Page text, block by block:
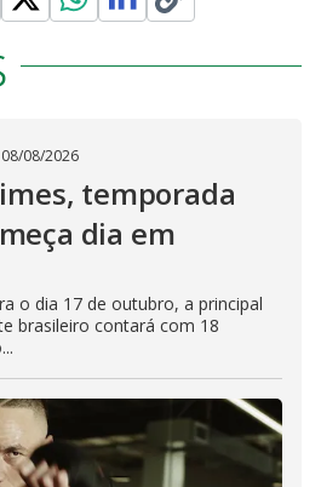
08/08/2026
temporada
dia em
o dia 17 de outubro, a principal
brasileiro contará com 18